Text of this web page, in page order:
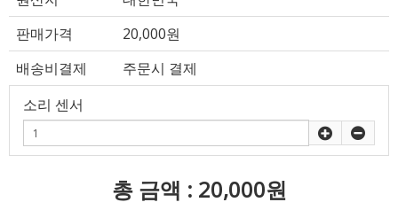
판매가격
20,000원
배송비결제
주문시 결제
소리 센서
총 금액 : 20,000원